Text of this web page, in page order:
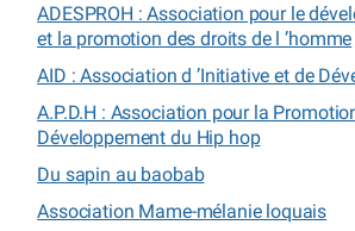
ADESPROH : Association pour le
et la promotion des droits de l ’homme
AID : Association d ’Initiative et de
A.P.D.H : Association pour la
Développement du Hip hop
Du sapin au baobab
Association Mame-mélanie loquais